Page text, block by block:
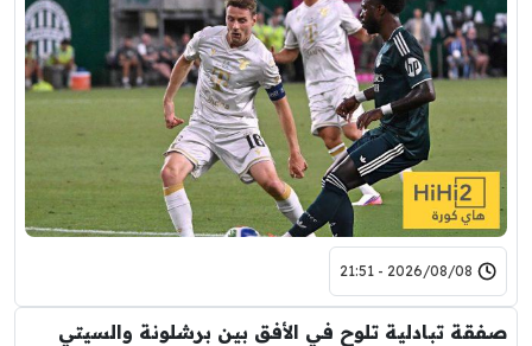
2026/08/08 - 21:51
صفقة تبادلية تلوح في الأفق بين برشلونة والسيتي